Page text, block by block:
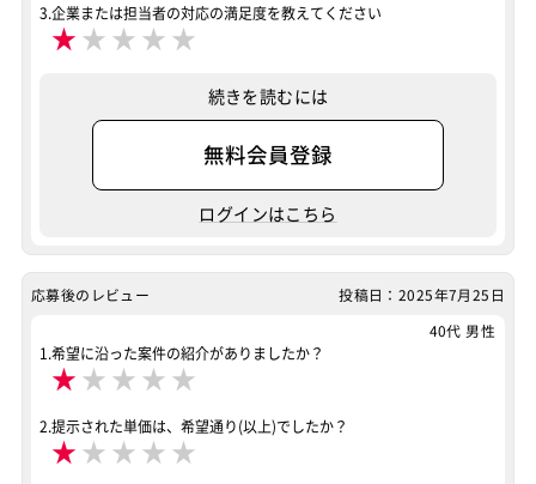
3.企業または担当者の対応の満足度を教えてください
★ ★ ★ ★ ★
続きを読むには
無料会員登録
ログインはこちら
応募後のレビュー
投稿日：2025年7月25日
40代 男性
1.希望に沿った案件の紹介がありましたか？
★ ★ ★ ★ ★
2.提示された単価は、希望通り(以上)でしたか？
★ ★ ★ ★ ★